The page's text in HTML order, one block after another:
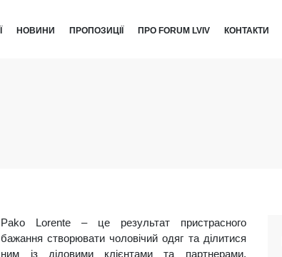
НОВИНИ ПРОПОЗИЦІЇ ПРО FORUM LVIV КОНТАКТИ
Pako Lorente – це результат пристрасного
бажання створювати чоловічий одяг та ділитися
ним із діловими клієнтами та партнерами.